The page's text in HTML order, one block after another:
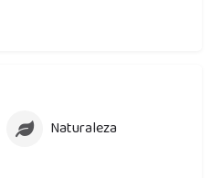
Naturaleza